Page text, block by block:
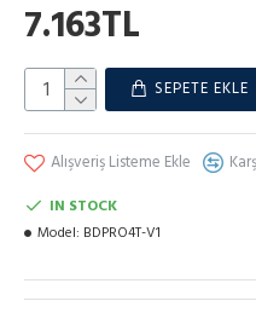
IN STOCK
Model: BDPRO4T-V1
7.163TL
SEPETE EKLE
Alışveriş Listeme Ekle